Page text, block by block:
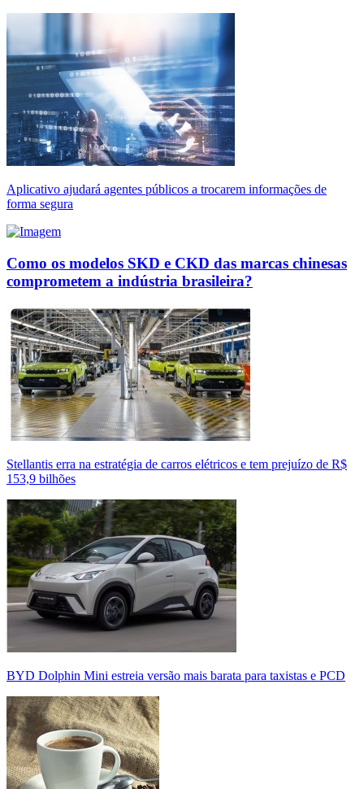
Aplicativo ajudará agentes públicos a trocarem informações de
forma segura
Como os modelos SKD e CKD das marcas chinesas
comprometem a indústria brasileira?
Stellantis erra na estratégia de carros elétricos e tem prejuízo de R$
153,9 bilhões
BYD Dolphin Mini estreia versão mais barata para taxistas e PCD